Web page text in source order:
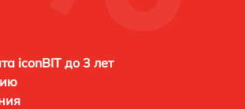
iconBIT до 3 лет